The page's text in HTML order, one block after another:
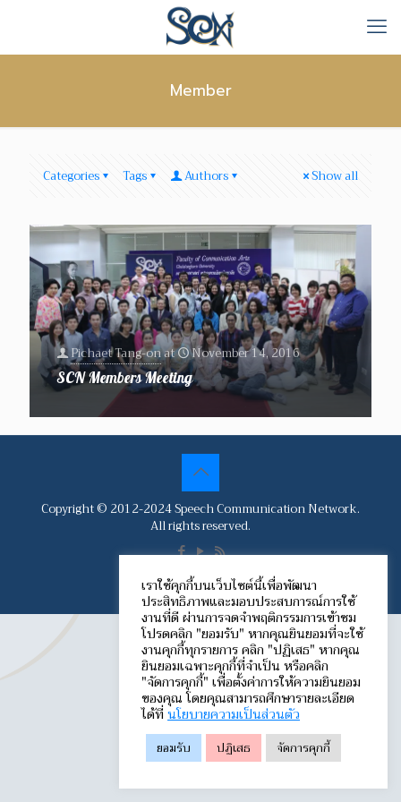
Member
Categories Tags Authors Show all
Pichaet Tang-onat
November 14, 2016
SCN Members Meeting
Copyright © 2012-2024 Speech Communication Network.
All rights reserved.
เราใช้คุกกี้บนเว็บไซต์นี้เพื่อพัฒนา
ประสิทธิภาพและมอบประสบการณ์การใช้
งานที่ดี ผ่านการจดจำพฤติกรรมการเข้าชม
โปรดคลิก "ยอมรับ" หากคุณยินยอมที่จะใช้
งานคุกกี้ทุกรายการ คลิก "ปฏิเสธ" หากคุณ
ยินยอมเฉพาะคุกกี้ที่จำเป็น หรือคลิก
"จัดการคุกกี้" เพื่อตั้งค่าการให้ความยินยอม
ของคุณ โดยคุณสามารถศึกษารายละเอียด
ได้ที่นโยบายความเป็นส่วนตัว
ยอมรับ ปฏิเสธ จัดการคุกกี้